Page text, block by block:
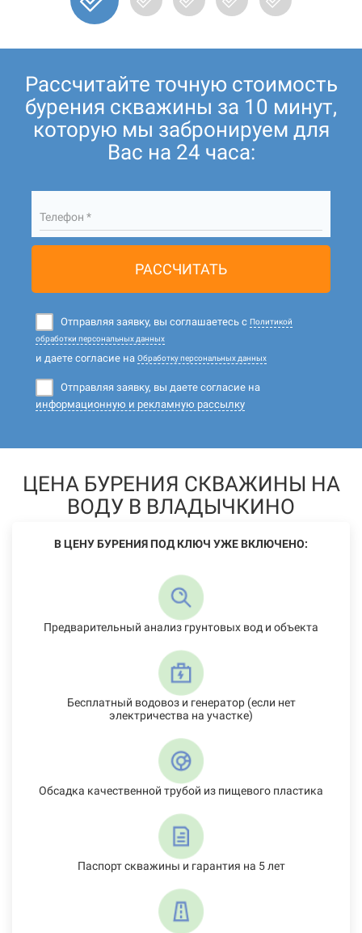
Рассчитайте точную стоимость
бурения скважины за 10 минут,
которую мы забронируем для
Вас на 24 часа:
Телефон *
РАССЧИТАТЬ
Отправляя заявку, вы соглашаетесь с Политикой
обработки персональных данных
и даете согласие на Обработку персональных данных
Отправляя заявку, вы даете согласие на
информационную и рекламную рассылку
ЦЕНА БУРЕНИЯ СКВАЖИНЫ НА
ВОДУ В ВЛАДЫЧКИНО
В ЦЕНУ БУРЕНИЯ ПОД КЛЮЧ УЖЕ ВКЛЮЧЕНО:
Предварительный анализ грунтовых вод и объекта
Бесплатный водовоз и генератор (если нет
электричества на участке)
Обсадка качественной трубой из пищевого пластика
Паспорт скважины и гарантия на 5 лет